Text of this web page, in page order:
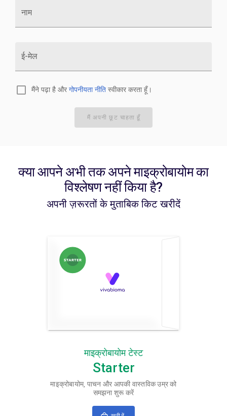
नाम
ई-मेल
मैंने पढ़ा है और गोपनीयता नीतिस्वीकार करता हूँ।
मैं अपनी छूट चाहता हूँ
क्या आपने अभी तक अपने माइक्रोबायोम का
विश्लेषण नहीं किया है?
अपनी ज़रूरतों के मुताबिक किट खरीदें
माइक्रोबायोम टेस्ट
Starter
माइक्रोबायोम, पाचन और आपकी वास्तविक उम्र को
समझना शुरू करें